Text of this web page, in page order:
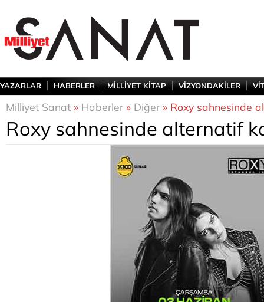
YAZARLAR HABERLER MİLLİYET KİTAP VİZYONDAKİLER
Milliyet Sanat » Haberler» Diğer» Roxy sahnesinde
Roxy sahnesinde alternatif